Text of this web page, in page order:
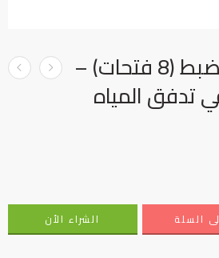
نقاط ري قابل للضبط (8 فتحات) –
تدفق المياه
السلة الشراء الأن